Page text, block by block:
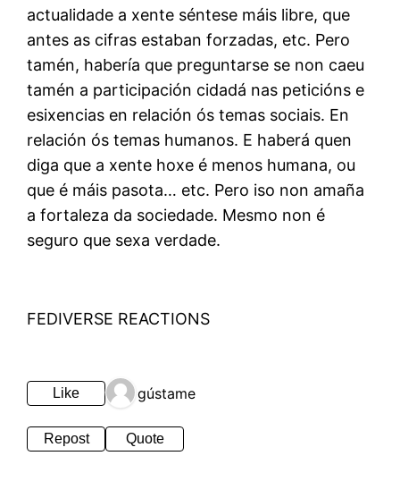
actualidade a xente séntese máis libre, que
antes as cifras estaban forzadas, etc. Pero
tamén, habería que preguntarse se non caeu
tamén a participación cidadá nas peticións e
esixencias en relación ós temas sociais. En
relación ós temas humanos. E haberá quen
diga que a xente hoxe é menos humana, ou
que é máis pasota… etc. Pero iso non amaña
a fortaleza da sociedade. Mesmo non é
seguro que sexa verdade.
FEDIVERSE REACTIONS
Like 1 gústame
Repost Quote